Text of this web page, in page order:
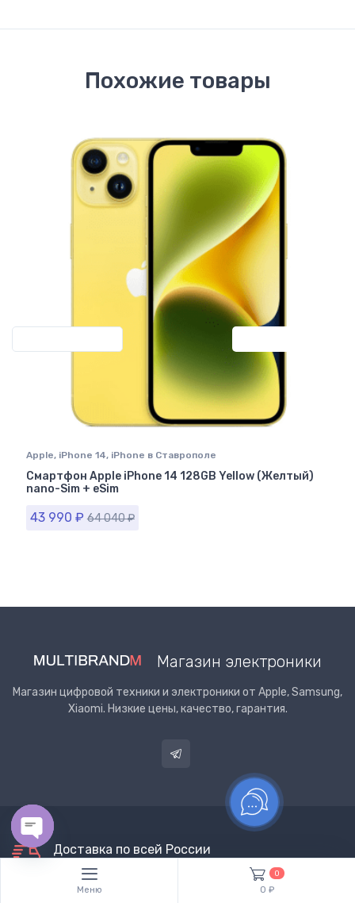
Похожие товары
Apple, iPhone 14, iPhone в Ставрополе
Смартфон Apple iPhone 14 128GB Yellow (Желтый)
nano-Sim + eSim
43 990 ₽ 64 040₽
Магазин электроники
Магазин цифровой техники и электроники от Apple, Samsung,
Xiaomi. Низкие цены, качество, гарантия.
Доставка по всей России
Наши курьеры привезут товар по адресу и примут
оплату.Меню
0
0 ₽
Open chaty